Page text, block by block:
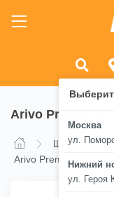
Москва
ул.
Нижний
ул. Героя
Arivo Premio
Шины
Arivo Premio